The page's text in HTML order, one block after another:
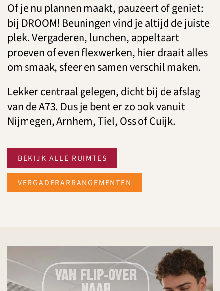
Of je nu plannen maakt, pauzeert of geniet:
bij DROOM! Beuningen vind je altijd de juiste
plek. Vergaderen, lunchen, appeltaart
proeven of even flexwerken, hier draait alles
om smaak, sfeer en samen verschil maken.
Lekker centraal gelegen, dicht bij de afslag
van de A73. Dus je bent er zo ook vanuit
Nijmegen, Arnhem, Tiel, Oss of Cuijk.
BEKIJK ALLE RUIMTES
VERGADERARRANGEMENTEN